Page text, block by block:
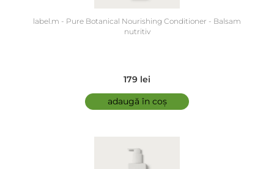
label.m - Pure Botanical Nourishing Conditioner - Balsam
nutritiv
179 lei
adaugă în coș